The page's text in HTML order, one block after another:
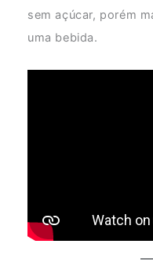
sem açúcar, porém
uma bebida.